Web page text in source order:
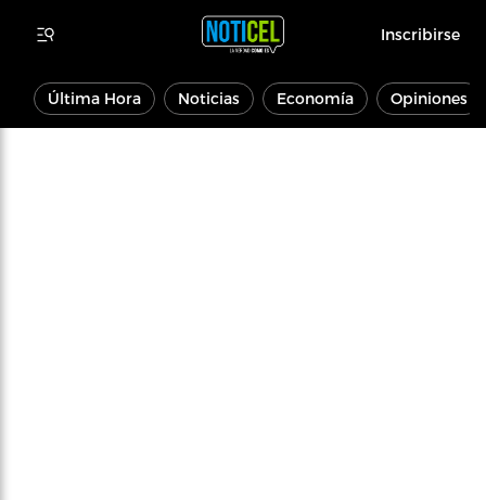
Inscribirse
Última Hora Noticias Economía Opiniones